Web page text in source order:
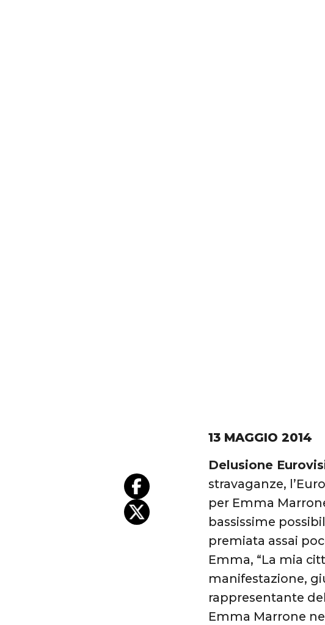
13 MAGGIO 2014
Delusione
stravaganze,
per Emma
bassissime
premiata assai
Emma, “La mia
manifestazione,
rappresentante
Emma Marrone